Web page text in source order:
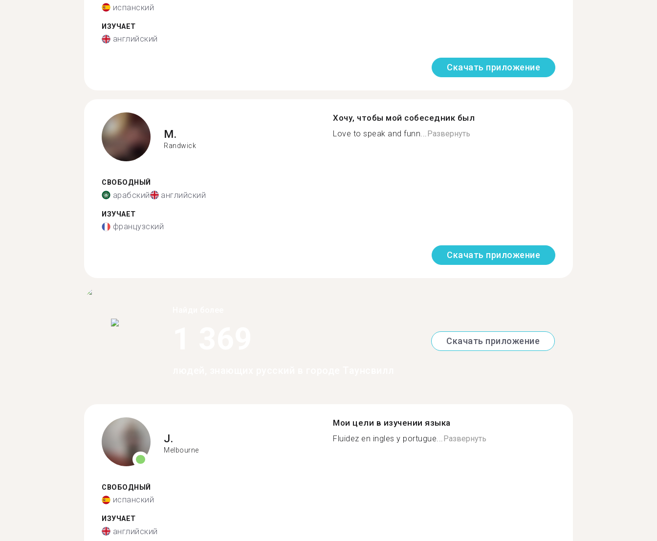
испанский
ИЗУЧАЕТ
английский
Скачать приложение
M.
Randwick
СВОБОДНЫЙ
арабский английский
ИЗУЧАЕТ
французский
Хочу, чтобы мой собеседник был
Love to speak and funn...Развернуть
Скачать приложение
Скачать приложение
J.
Melbourne
СВОБОДНЫЙ
испанский
ИЗУЧАЕТ
английский
Мои цели в изучении языка
Fluidez en ingles y portugue... Развернуть